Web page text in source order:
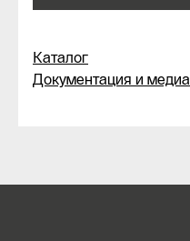
Каталог
Документация и медиа